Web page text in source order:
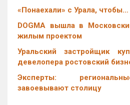
«Понаехали» с Урала,
DOGMA вышла в
жилым проектом
Уральский застройщик
девелопера ростовский
Эксперты:
завоевывают столицу